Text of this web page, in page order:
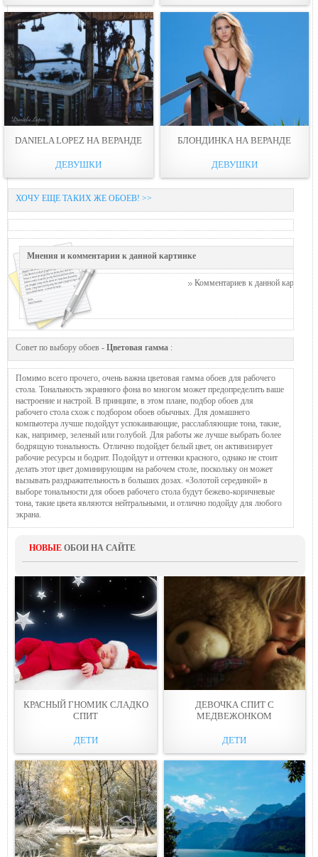
DANIELA LOPEZ НА ВЕРАНДЕ
ДЕВУШКИ
БЛОНДИНКА НА ВЕРАНДЕ
ДЕВУШКИ
ХОЧУ ЕЩЕ ТАКИХ ЖЕ ОБОЕВ! >>
Мнения и комментарии к данной картинке
Комментариев к данной картинке
Совет по выбору обоев - Цветовая гамма :
Помимо всего прочего, очень важна цветовая гамма обоев для рабочего
стола. Тональность экранного фона во многом может предопределить ваше
настроение и настрой. В принципе, в этом плане, подбор обоев для
рабочего стола схож с подбором обоев обычных. Для домашнего
компьютера лучше подойдут успокаивающие, расслабляющие тона, такие,
как, например, зеленый или голубой. Для работы же лучше выбрать более
бодрящую тональность. Отлично подойдет белый цвет, он активизирует
рабочие ресурсы и бодрит. Подойдут и оттенки красного, однако не стоит
делать этот цвет доминирующим на рабочем столе, поскольку он может
вызывать раздражительность в больших дозах. «Золотой серединой» в
выборе тональности для обоев рабочего стола будут бежево-коричневые
тона, такие цвета являются нейтральными, и отлично подойду для любого
экрана.
НОВЫЕ ОБОИ НА САЙТЕ
КРАСНЫЙ ГНОМИК СЛАДКО
СПИТ
ДЕТИ
ДЕВОЧКА СПИТ С
МЕДВЕЖОНКОМ
ДЕТИ